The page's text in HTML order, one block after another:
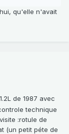
qu'elle n'avait
de 1987 avec
technique
:rotule de
(un petit péte de